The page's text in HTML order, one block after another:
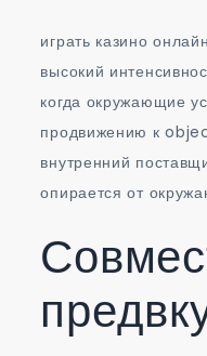
играть казино
высокий
когда окружающие
продвижению к
внутренний
опирается от